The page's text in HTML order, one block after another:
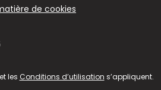
de cookies
les Conditions d’utilisation s’appliquent.